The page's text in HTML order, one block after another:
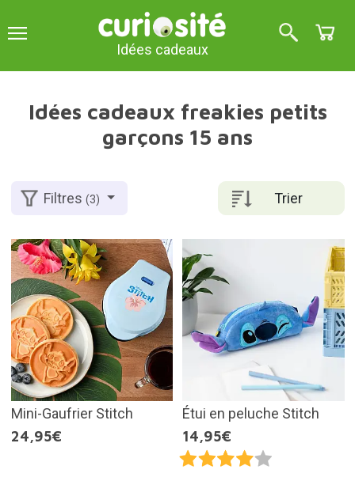
Idées cadeaux
Idées cadeaux freakies petits
garçons 15 ans
Trier
Filtres(3)
Mini-Gaufrier Stitch
24,95€
Étui en peluche Stitch
14,95€